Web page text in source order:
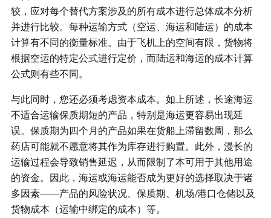
较，应对每个替代方案涉及的所有成本进行总体成本分析
并进行比较。每种运输方式（空运、海运和陆运）的成本
计算有不同的衡量标准。由于飞机上的空间有限，货物将
根据空运的特定公式进行定价，而陆运和海运的成本计算
公式则有些不同。
与此同时，您还必须考虑资本成本。如上所述，长途海运
不适合运输保质期短的产品，特别是海运更容易出现延
误。保质期为四个月的产品如果在货船上滞留数周，那么
药店可能就不愿意将其作为库存进行购置。此外，漫长的
运输过程会导致销售延迟，从而限制了本可用于其他用途
的资金。因此，海运或海运能否成为更好的选择取决于诸
多因素——产品的风险状况、保质期、机场/港口仓储以及
货物成本（运输中绑定的成本）等。